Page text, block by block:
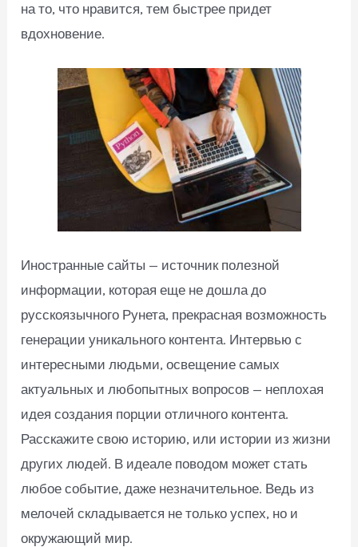
на то, что нравится, тем быстрее придет
вдохновение.
Иностранные сайты — источник полезной
информации, которая еще не дошла до
русскоязычного Рунета, прекрасная возможность
генерации уникального контента. Интервью с
интересными людьми, освещение самых
актуальных и любопытных вопросов — неплохая
идея создания порции отличного контента.
Расскажите свою историю, или истории из жизни
других людей. В идеале поводом может стать
любое событие, даже незначительное. Ведь из
мелочей складывается не только успех, но и
окружающий мир.